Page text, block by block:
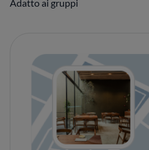
Adatto ai gruppi